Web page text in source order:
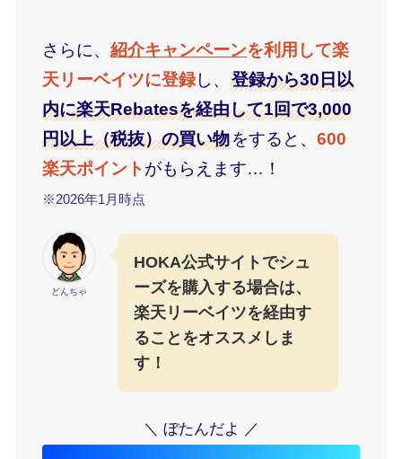
さらに、紹介キャンペーンを利用して楽
天リーベイツに登録し、登録から30日以
内に楽天Rebatesを経由して1回で3,000
円以上（税抜）の買い物をすると、600
楽天ポイントがもらえます…！
※2026年1月時点
どんちゃ
HOKA公式サイトでシュ
ーズを購入する場合は、
楽天リーベイツを経由す
ることをオススメしま
す！
＼ ぼたんだよ ／